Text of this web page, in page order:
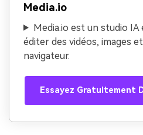
Media.io
Media.io est un studio
éditer des vidéos, images
navigateur.
Essayez Gratuitement